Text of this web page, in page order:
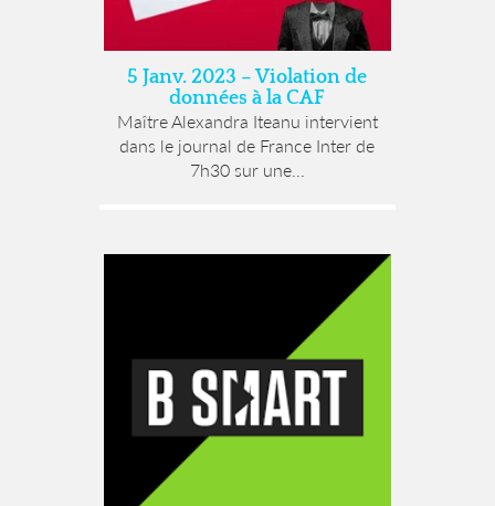
5 Janv. 2023 – Violation de
données à la CAF
Maître Alexandra Iteanu intervient
dans le journal de France Inter de
7h30 sur une...